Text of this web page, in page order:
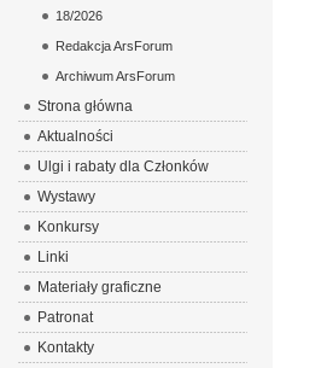
18/2026
Redakcja ArsForum
Archiwum ArsForum
Strona główna
Aktualności
Ulgi i rabaty dla Członków
Wystawy
Konkursy
Linki
Materiały graficzne
Patronat
Kontakty